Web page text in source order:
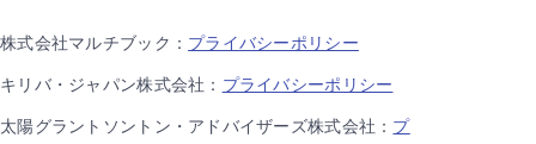
株式会社マルチブック： プライバシーポリシー
キリバ・ジャパン株式会社： プライバシーポリシー
太陽グラントソントン・アドバイザーズ株式会社： プ